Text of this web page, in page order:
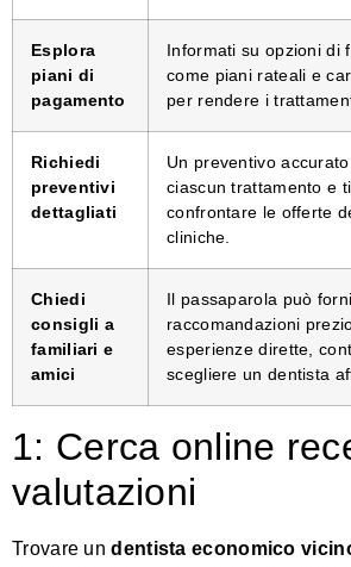
Esplora
piani di
pagamento
Informati su opzioni di
come piani rateali e
per rendere i
Richiedi
preventivi
dettagliati
Un preventivo
ciascun trattamento e
confrontare le offerte
cliniche.
Chiedi
consigli a
familiari e
amici
Il passaparola può
raccomandazioni
esperienze dirette,
scegliere un dentista
1: Cerca online
valutazioni
Trovare undentista economico